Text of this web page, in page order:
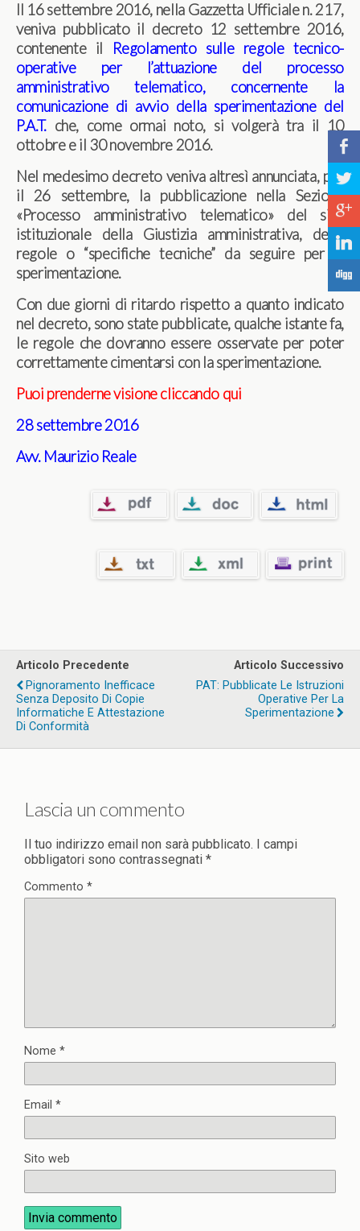
Il 16 settembre 2016, nella Gazzetta Ufficiale n. 217,
veniva pubblicato il decreto 12 settembre 2016,
contenente il
Regolamento sulle regole tecnico-
operative per l’attuazione del processo
amministrativo telematico, concernente la
comunicazione di avvio della sperimentazione del
P.A.T. che, come ormai noto, si volgerà tra il 10
ottobre e il 30 novembre 2016.
Nel medesimo decreto veniva altresì annunciata, per
il 26 settembre, la pubblicazione nella Sezione
«Processo amministrativo telematico» del sito
istituzionale della Giustizia amministrativa, delle
regole o “specifiche tecniche” da seguire per la
sperimentazione.
Con due giorni di ritardo rispetto a quanto indicato
nel decreto, sono state pubblicate, qualche istante fa,
le regole che dovranno essere osservate per poter
correttamente cimentarsi con la sperimentazione.
Puoi prenderne visione cliccando qui
28 settembre 2016
Avv. Maurizio Reale
Articolo Precedente
Pignoramento Inefficace
Senza Deposito Di Copie
Informatiche E Attestazione
Di Conformità
Articolo Successivo
PAT: Pubblicate Le Istruzioni
Operative Per La
Sperimentazione
Lascia un commento
Il tuo indirizzo email non sarà pubblicato. I campi
obbligatori sono contrassegnati *
Commento *
Nome *
Email *
Sito web
b
a
c
j
F